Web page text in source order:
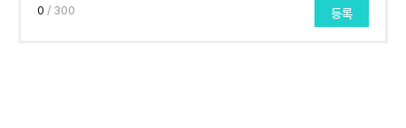
0 / 300 등록